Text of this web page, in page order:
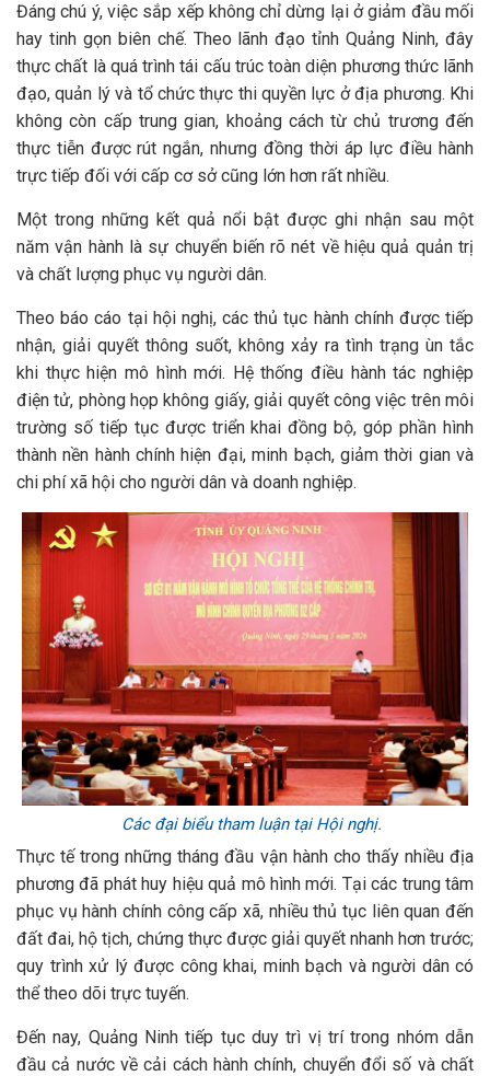
Đáng chú ý, việc sắp xếp không chỉ dừng lại ở giảm đầu mối
hay tinh gọn biên chế. Theo lãnh đạo tỉnh Quảng Ninh, đây
thực chất là quá trình tái cấu trúc toàn diện phương thức lãnh
đạo, quản lý và tổ chức thực thi quyền lực ở địa phương. Khi
không còn cấp trung gian, khoảng cách từ chủ trương đến
thực tiễn được rút ngắn, nhưng đồng thời áp lực điều hành
trực tiếp đối với cấp cơ sở cũng lớn hơn rất nhiều.
Một trong những kết quả nổi bật được ghi nhận sau một
năm vận hành là sự chuyển biến rõ nét về hiệu quả quản trị
và chất lượng phục vụ người dân.
Theo báo cáo tại hội nghị, các thủ tục hành chính được tiếp
nhận, giải quyết thông suốt, không xảy ra tình trạng ùn tắc
khi thực hiện mô hình mới. Hệ thống điều hành tác nghiệp
điện tử, phòng họp không giấy, giải quyết công việc trên môi
trường số tiếp tục được triển khai đồng bộ, góp phần hình
thành nền hành chính hiện đại, minh bạch, giảm thời gian và
chi phí xã hội cho người dân và doanh nghiệp.
Các đại biểu tham luận tại Hội nghị.
Thực tế trong những tháng đầu vận hành cho thấy nhiều địa
phương đã phát huy hiệu quả mô hình mới. Tại các trung tâm
phục vụ hành chính công cấp xã, nhiều thủ tục liên quan đến
đất đai, hộ tịch, chứng thực được giải quyết nhanh hơn trước;
quy trình xử lý được công khai, minh bạch và người dân có
thể theo dõi trực tuyến.
Đến nay, Quảng Ninh tiếp tục duy trì vị trí trong nhóm dẫn
đầu cả nước về cải cách hành chính, chuyển đổi số và chất